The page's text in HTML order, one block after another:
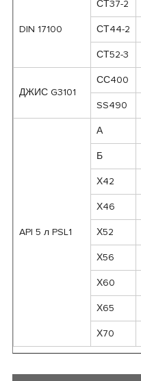
DIN 17100
СТ37-2
СТ44-2
СТ52-3
ДЖИС G3101
СС400
SS490
API 5 л PSL1
А
Б
Х42
Х46
Х52
Х56
Х60
Х65
Х70